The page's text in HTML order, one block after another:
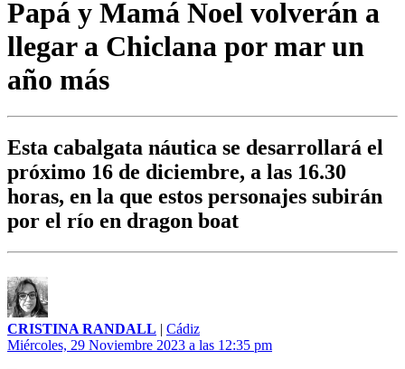
Papá y Mamá Noel volverán a
llegar a Chiclana por mar un
año más
Esta cabalgata náutica se desarrollará el
próximo 16 de diciembre, a las 16.30
horas, en la que estos personajes subirán
por el río en dragon boat
CRISTINA RANDALL | Cádiz
Miércoles, 29 Noviembre 2023 a las 12:35 pm